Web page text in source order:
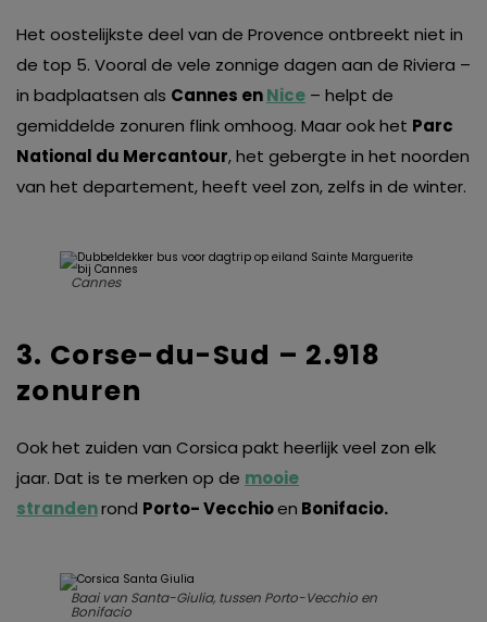
Het oostelijkste deel van de Provence ontbreekt niet in
de top 5. Vooral de vele zonnige dagen aan de Riviera –
in badplaatsen als Cannes enNice – helpt de
gemiddelde zonuren flink omhoog. Maar ook het Parc
National du Mercantour, het gebergte in het noorden
van het departement, heeft veel zon, zelfs in de winter.
Cannes
3. Corse-du-Sud – 2.918
zonuren
Ook het zuiden van Corsica pakt heerlijk veel zon elk
jaar. Dat is te merken op de mooie
strandenrond Porto- Vecchioen Bonifacio.
Baai van Santa-Giulia, tussen Porto-Vecchio en
Bonifacio